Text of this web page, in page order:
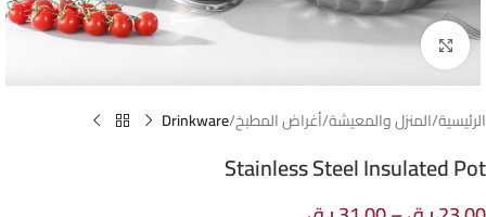
Click to enlarge
الرئيسية المنزل والمعيشة أغراض المطبخ Drinkware
Stainless Steel Insulated Pot